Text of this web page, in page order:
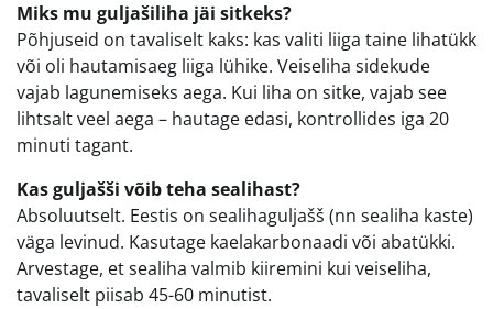
Miks mu guljašiliha jäi sitkeks?
Põhjuseid on tavaliselt kaks: kas valiti liiga taine lihatükk
või oli hautamisaeg liiga lühike. Veiseliha sidekude
vajab lagunemiseks aega. Kui liha on sitke, vajab see
lihtsalt veel aega – hautage edasi, kontrollides iga 20
minuti tagant.
Kas guljašši võib teha sealihast?
Absoluutselt. Eestis on sealihaguljašš (nn sealiha kaste)
väga levinud. Kasutage kaelakarbonaadi või abatükki.
Arvestage, et sealiha valmib kiiremini kui veiseliha,
tavaliselt piisab 45-60 minutist.